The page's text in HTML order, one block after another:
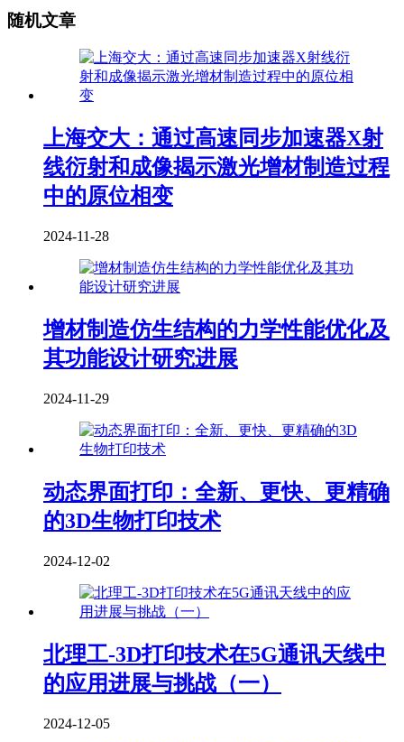
随机文章
上海交大：通过高速同步加速器X射
线衍射和成像揭示激光增材制造过程
中的原位相变
2024-11-28
增材制造仿生结构的力学性能优化及
其功能设计研究进展
2024-11-29
动态界面打印：全新、更快、更精确
的3D生物打印技术
2024-12-02
北理工-3D打印技术在5G通讯天线中
的应用进展与挑战（一）
2024-12-05